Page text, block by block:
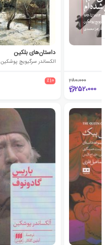
280،000
252،000
داستان‌های بلکین
الکساندر سرگیویچ پوشکین
٪10